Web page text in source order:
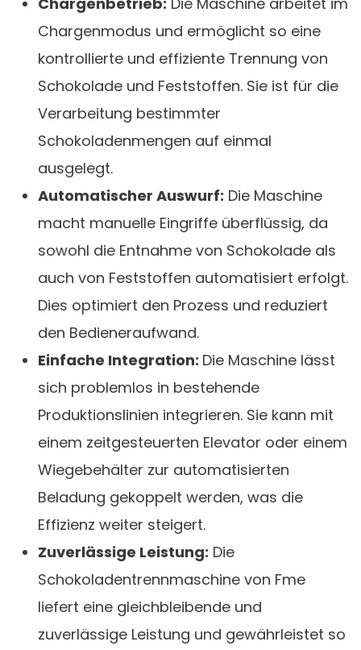
Chargenmodus und ermöglicht so eine
kontrollierte und effiziente Trennung von
Schokolade und Feststoffen. Sie ist für die
Verarbeitung bestimmter
Schokoladenmengen auf einmal
ausgelegt.
Automatischer Auswurf: Die Maschine
macht manuelle Eingriffe überflüssig, da
sowohl die Entnahme von Schokolade als
auch von Feststoffen automatisiert erfolgt.
Dies optimiert den Prozess und reduziert
den Bedieneraufwand.
Einfache Integration: Die Maschine lässt
sich problemlos in bestehende
Produktionslinien integrieren. Sie kann mit
einem zeitgesteuerten Elevator oder einem
Wiegebehälter zur automatisierten
Beladung gekoppelt werden, was die
Effizienz weiter steigert.
Zuverlässige Leistung: Die
Schokoladentrennmaschine von Fme
liefert eine gleichbleibende und
zuverlässige Leistung und gewährleistet so